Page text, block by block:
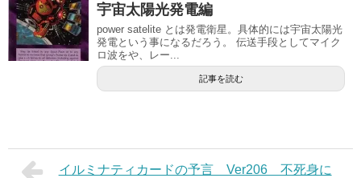
宇宙太陽光発電編
power satelite とは発電衛星。具体的には宇宙太陽光
発電という事になるだろう。 伝送手段としてマイク
ロ波をや、レー...
記事を読む
イルミナティカードの予言 Ver206 不死身に